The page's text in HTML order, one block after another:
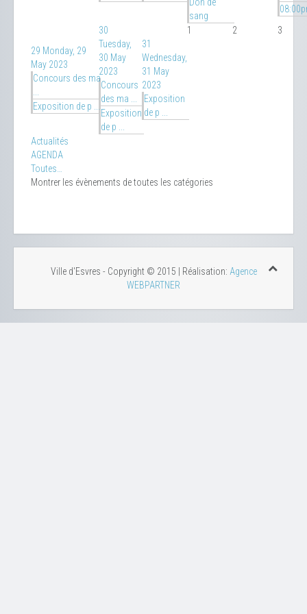
Don de
sang
29 Monday, 29
May 2023
Concours des ma
...
Exposition de p ...
30
Tuesday,
30 May
2023
Concours
des ma ...
Exposition
de p ...
31
Wednesday,
31 May
2023
Exposition
de p ...
1 2 3
Actualités
AGENDA
Toutes…
Montrer les évènements de toutes les catégories
Ville d'Esvres - Copyright © 2015 | Réalisation: Agence
WEBPARTNER